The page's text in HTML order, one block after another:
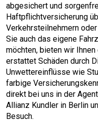
abgesichert und
Haftpflichtversicherung
Verkehrsteilnehmern
Sie auch das eigene
möchten, bieten wir
erstattet Schäden durch
Unwettereinflüsse wie
farbige
direkt bei uns in der
Allianz Kundler in Berlin
Besuch.